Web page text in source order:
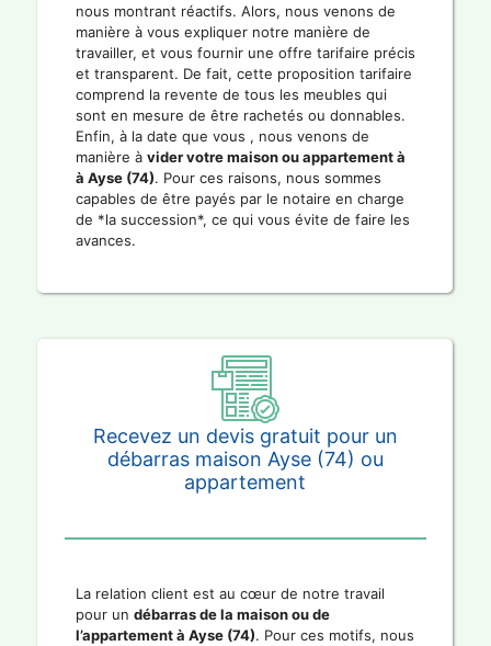
nous montrant réactifs. Alors, nous venons de
manière à vous expliquer notre manière de
travailler, et vous fournir une offre tarifaire précis
et transparent. De fait, cette proposition tarifaire
comprend la revente de tous les meubles qui
sont en mesure de être rachetés ou donnables.
Enfin, à la date que vous , nous venons de
manière à vider votre maison ou appartement à
à Ayse (74). Pour ces raisons, nous sommes
capables de être payés par le notaire en charge
de *la succession*, ce qui vous évite de faire les
avances.
Recevez un devis gratuit pour un
débarras maison Ayse (74) ou
appartement
La relation client est au cœur de notre travail
pour un débarras de la maison ou de
l’appartement à Ayse (74). Pour ces motifs, nous